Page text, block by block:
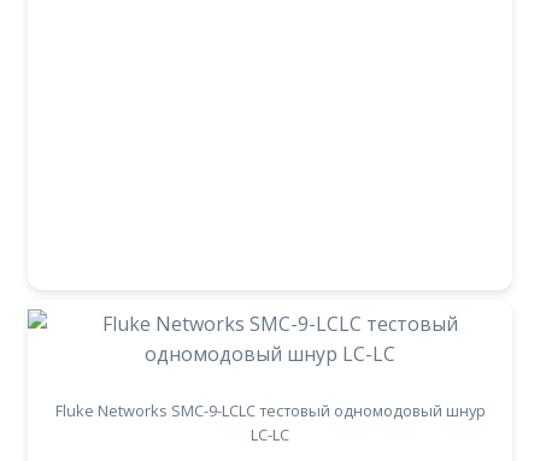
Fluke Networks SMC-9-LCLC тестовый одномодовый шнур
LC-LC